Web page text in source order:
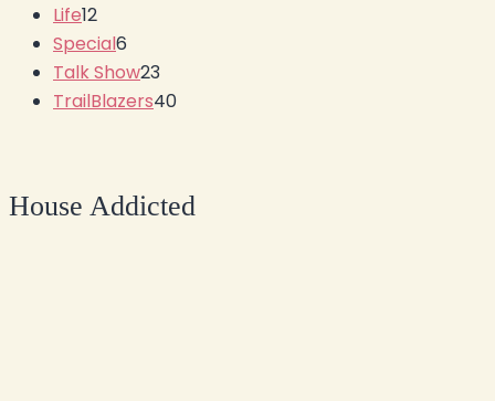
Life12
Special6
Talk Show23
TrailBlazers40
House Addicted